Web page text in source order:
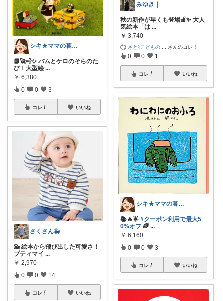
シキ★ママの暮らし、キッズ
📘🚀💨✨ バムとケロのそらのた
び！大型絵 ...
￥ 6,380
0 0 3
コレ いいね
さくさん🐳
🐳 絵本から飛び出した可愛さ！
プティマイ ...
￥ 2,970
0 0 14
コレ いいね
みゆき｜
秋の新作が早くも登場🍎✨ 大人
気絵本「は ...
￥ 3,740
さと⌇こどもの さんのコレ！
0 0 1
コレ いいね
シキ★ママの暮らし、キッズ
📚🔥🌟 #クーポン利用で最大5
0%オフ 🌈 ...
￥ 6,160
0 0 3
コレ いいね